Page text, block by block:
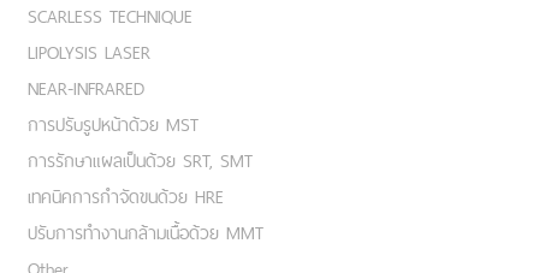
SCARLESS TECHNIQUE
LIPOLYSIS LASER
NEAR-INFRARED
การปรับรูปหน้าด้วย MST
การรักษาแผลเป็นด้วย SRT, SMT
เทคนิคการกำจัดขนด้วย HRE
ปรับการทำงานกล้ามเนื้อด้วย MMT